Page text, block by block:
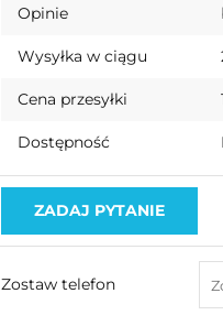
Opinie
Wysyłka w ciągu
Cena przesyłki
Dostępność
ZADAJ PYTANIE
Zostaw telefon